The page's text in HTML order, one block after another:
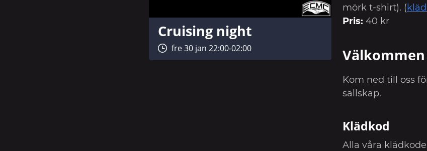
Cruising night
fre 30 jan 22:00-02:00
mörk t-shirt). (
Pris: 40 kr
Kom ned till oss
sällskap.
Klädkod
Alla våra